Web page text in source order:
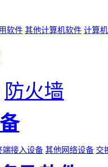
软件 其他计算机软件 计算
防火墙
端接入设备 其他网络设备 交